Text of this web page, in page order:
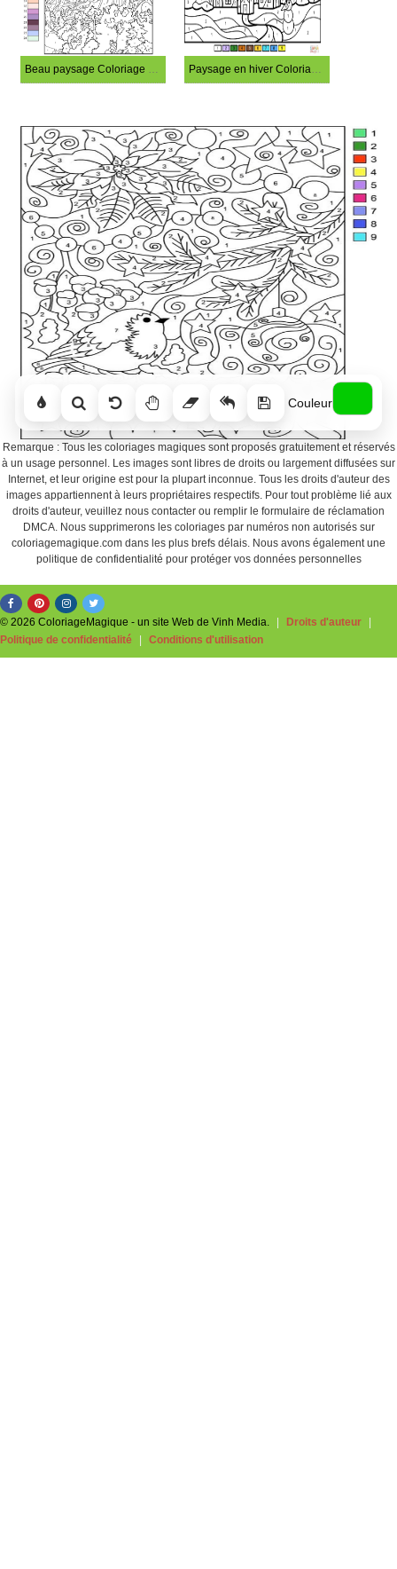
Beau paysage Coloriage Magique Paysage en hiver Coloriage Magique
Couleur
Remarque : Tous les coloriages magiques sont proposés gratuitement et réservés
à un usage personnel. Les images sont libres de droits ou largement diffusées sur
Internet, et leur origine est pour la plupart inconnue. Tous les droits d'auteur des
images appartiennent à leurs propriétaires respectifs. Pour tout problème lié aux
droits d'auteur, veuillez nous contacter ou remplir le formulaire de réclamation
DMCA. Nous supprimerons les coloriages par numéros non autorisés sur
coloriagemagique.com dans les plus brefs délais. Nous avons également une
politique de confidentialité pour protéger vos données personnelles
© 2026 ColoriageMagique - un site Web de Vinh Media. Droits d'auteur
Politique de confidentialité
Conditions d'utilisation